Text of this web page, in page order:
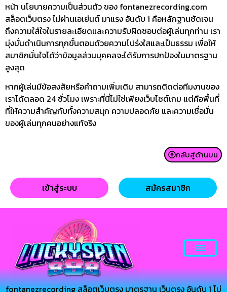
หน้า นโยบายความเป็นส่วนตัว ของ fontanezrecording.com
สล็อตเว็บตรง ไม่ผ่านเอเย่นต์ มาแรง อันดับ 1 คือหลักฐานชัดเจน
ถึงความใส่ใจในรายละเอียดและความรับผิดชอบต่อผู้เล่นทุกท่าน เรา
มุ่งมั่นดำเนินการทุกขั้นตอนด้วยความโปร่งใสและเป็นธรรม เพื่อให้
สมาชิกมั่นใจได้ว่าข้อมูลส่วนบุคคลจะได้รับการปกป้องในมาตรฐาน
สูงสุด
หากผู้เล่นมีข้อสงสัยหรือคำถามเพิ่มเติม สามารถติดต่อทีมงานของ
เราได้ตลอด 24 ชั่วโมง เพราะที่นี่ไม่ใช่เพียงเว็บไซต์เกม แต่คือพื้นที่
ที่ให้ความสำคัญกับทั้งความสนุก ความปลอดภัย และความเชื่อมั่น
ของผู้เล่นทุกคนอย่างแท้จริง
กลับสู่ด้านบน
เข้าสู่ระบบ สมัครสมาชิก
fontanezrecording สล็อตเว็บตรง มาตรฐาน เว็บตรง อันดับ 1 ไม่